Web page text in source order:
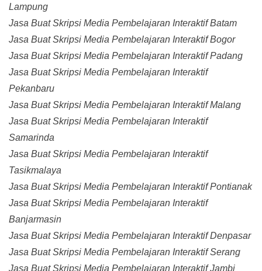
Lampung
Jasa Buat Skripsi Media Pembelajaran Interaktif Batam
Jasa Buat Skripsi Media Pembelajaran Interaktif Bogor
Jasa Buat Skripsi Media Pembelajaran Interaktif Padang
Jasa Buat Skripsi Media Pembelajaran Interaktif
Pekanbaru
Jasa Buat Skripsi Media Pembelajaran Interaktif Malang
Jasa Buat Skripsi Media Pembelajaran Interaktif
Samarinda
Jasa Buat Skripsi Media Pembelajaran Interaktif
Tasikmalaya
Jasa Buat Skripsi Media Pembelajaran Interaktif Pontianak
Jasa Buat Skripsi Media Pembelajaran Interaktif
Banjarmasin
Jasa Buat Skripsi Media Pembelajaran Interaktif Denpasar
Jasa Buat Skripsi Media Pembelajaran Interaktif Serang
Jasa Buat Skripsi Media Pembelajaran Interaktif Jambi